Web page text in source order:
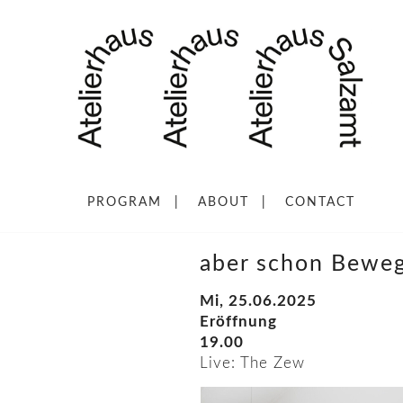
PROGRAM ABOUT CONTACT
aber schon
Mi, 25.06.2025
Eröffnung
19.00
Live: The Zew